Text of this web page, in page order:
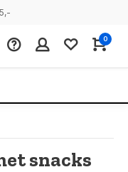
0
snacks